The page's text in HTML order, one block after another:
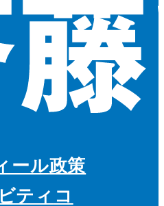
ール政策
ティ コ